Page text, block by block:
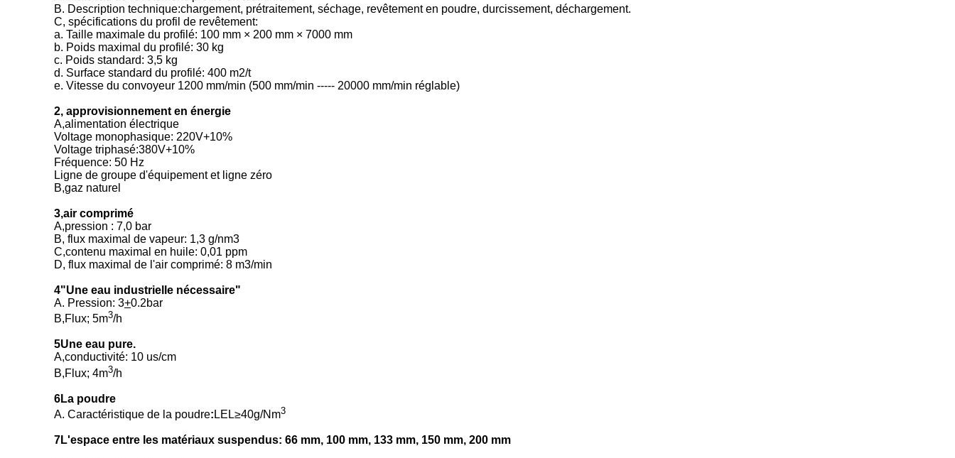
B. Description technique:chargement, prétraitement, séchage, revêtement en poudre, durcissement, déchargement.
C, spécifications du profil de revêtement:
a. Taille maximale du profilé: 100 mm × 200 mm × 7000 mm
b. Poids maximal du profilé: 30 kg
c. Poids standard: 3,5 kg
d. Surface standard du profilé: 400 m2/t
e. Vitesse du convoyeur 1200 mm/min (500 mm/min ----- 20000 mm/min réglable)
2, approvisionnement en énergie
A,alimentation électrique
Voltage monophasique: 220V+10%
Voltage triphasé:380V+10%
Fréquence: 50 Hz
Ligne de groupe d'équipement et ligne zéro
B,gaz naturel
3,air comprimé
A,pression : 7,0 bar
B, flux maximal de vapeur: 1,3 g/nm3
C,contenu maximal en huile: 0,01 ppm
D, flux maximal de l'air comprimé: 8 m3/min
4"Une eau industrielle nécessaire"
A. Pression: 3+0.2bar
B,Flux; 5m3/h
5Une eau pure.
A,conductivité: 10 us/cm
B,Flux; 4m3/h
6La poudre
A. Caractéristique de la poudre: LEL≥40g/Nm3
7L'espace entre les matériaux suspendus: 66 mm, 100 mm, 133 mm, 150 mm, 200 mm